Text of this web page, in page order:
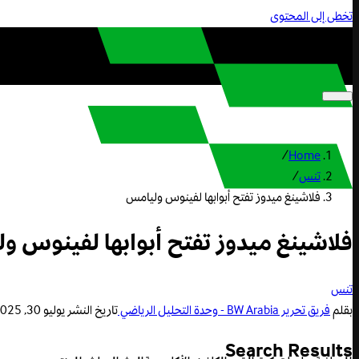
تخطى إلى المحتوى
Home
/
تنس/
فلاشينغ ميدوز تفتح أبوابها لفينوس وليامس
فلاشينغ ميدوز تفتح أبوابها لفينوس
تنس
بقلمفريق تحرير BW Arabia - وحدة التحليل الرياضي تاريخ النشريوليو 30, 2025 12:12 م
Search Results